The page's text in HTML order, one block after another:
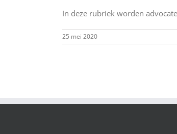
In deze rubriek worden
25 mei 2020